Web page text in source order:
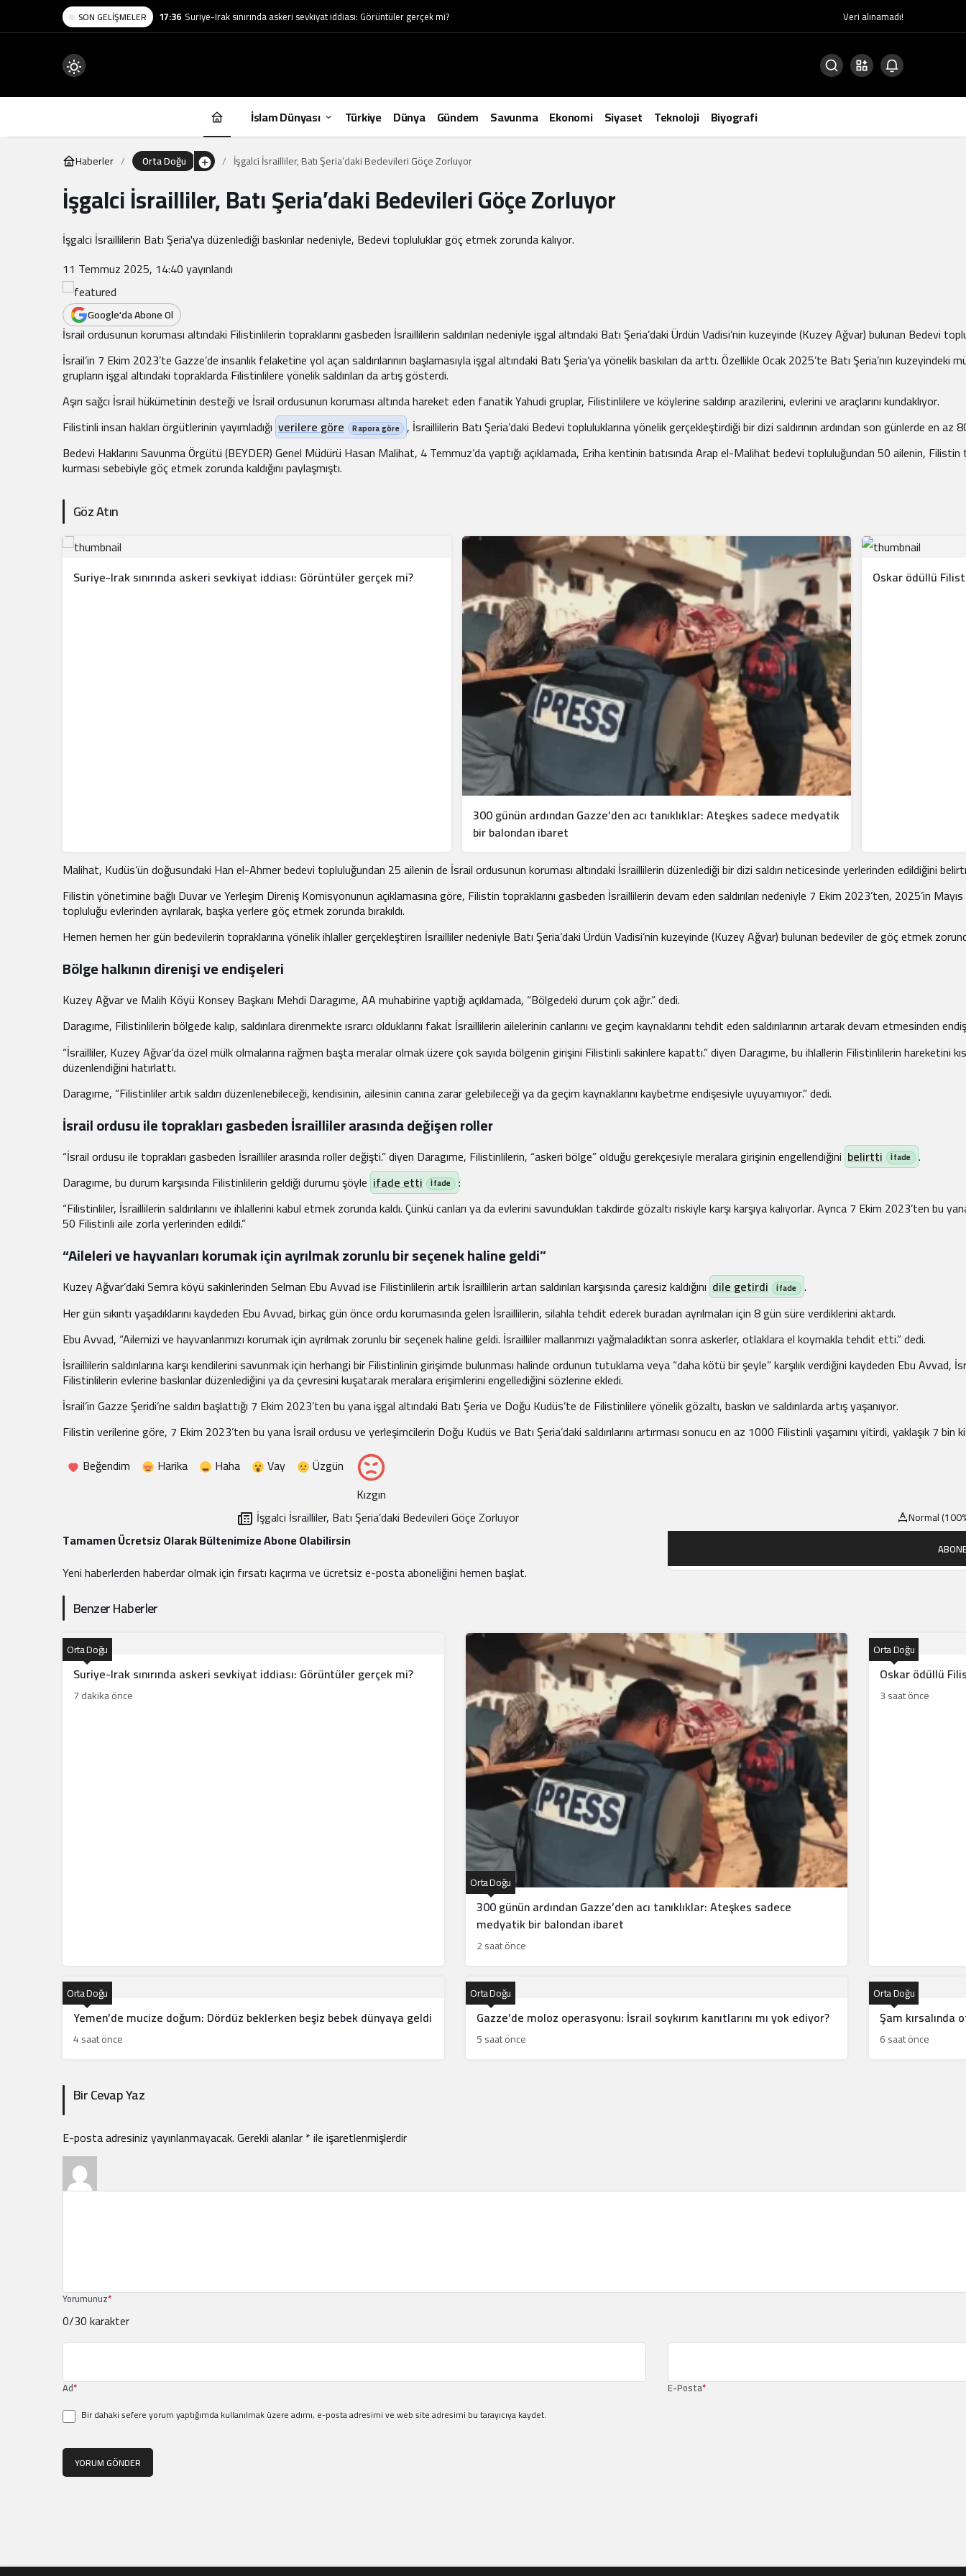
SON GELIŞMELER 17:36 Suriye-Irak sınırında askeri sevkiyat iddiası: Görüntüler gerçek mi? Veri alınamadı!
Mod
değiştir
İslam Dünyası Türkiye Dünya Gündem Savunma Ekonomi Siyaset Teknoloji Biyografi
Haberler Orta Doğu İşgalci İsrailliler, Batı Şeria’daki Bedevileri Göçe Zorluyor
İşgalci İsrailliler, Batı Şeria’daki Bedevileri Göçe Zorluyor
İşgalci İsraillilerin Batı Şeria'ya düzenlediği baskınlar nedeniyle, Bedevi topluluklar göç etmek zorunda kalıyor.
11 Temmuz 2025, 14:40yayınlandı
Google'da Abone Ol
İsrail ordusunun koruması altındaki Filistinlilerin topraklarını gasbeden İsraillilerin saldırıları nedeniyle işgal altındaki Batı Şeria’daki Ürdün Vadisi’nin kuzeyinde (Kuzey Ağvar) bulunan Bedevi
İsrail’in 7 Ekim 2023’te Gazze’de insanlık felaketine yol açan saldırılarının başlamasıyla işgal altındaki Batı Şeria’ya yönelik baskıları da arttı. Özellikle Ocak 2025’te Batı Şeria’nın
grupların işgal altındaki topraklarda Filistinlilere yönelik saldırıları da artış gösterdi.
Aşırı sağcı İsrail hükümetinin desteği ve İsrail ordusunun koruması altında hareket eden fanatik Yahudi gruplar, Filistinlilere ve köylerine saldırıp arazilerini, evlerini ve araçlarını kundaklıyor.
Filistinli insan hakları örgütlerinin yayımladığı verilere göre
, İsraillilerin Batı Şeria’daki Bedevi topluluklarına yönelik gerçekleştirdiği bir dizi saldırının ardından son günlerde en az
Bedevi Haklarını Savunma Örgütü (BEYDER) Genel Müdürü Hasan Malihat, 4 Temmuz’da yaptığı açıklamada, Eriha kentinin batısında Arap el-Malihat bedevi topluluğundan 50 ailenin, Filistin
kurması sebebiyle göç etmek zorunda kaldığını paylaşmıştı.
Göz Atın
Suriye-Irak sınırında askeri sevkiyat iddiası: Görüntüler gerçek mi?
300 günün ardından Gazze’den acı tanıklıklar: Ateşkes sadece medyatik
bir balondan ibaret
Oskar ödüllü
Malihat, Kudüs’ün doğusundaki Han el-Ahmer bedevi topluluğundan 25 ailenin de İsrail ordusunun koruması altındaki İsraillilerin düzenlediği bir dizi saldırı neticesinde yerlerinden edildiğini
Filistin yönetimine bağlı Duvar ve Yerleşim Direniş Komisyonunun açıklamasına göre, Filistin topraklarını gasbeden İsraillilerin devam eden saldırıları nedeniyle 7 Ekim 2023’ten, 2025’in
topluluğu evlerinden ayrılarak, başka yerlere göç etmek zorunda bırakıldı.
Hemen hemen her gün bedevilerin topraklarına yönelik ihlaller gerçekleştiren İsrailliler nedeniyle Batı Şeria’daki Ürdün Vadisi’nin kuzeyinde (Kuzey Ağvar) bulunan bedeviler de göç etmek
Bölge halkının direnişi ve endişeleri
Kuzey Ağvar ve Malih Köyü Konsey Başkanı Mehdi Daragıme, AA muhabirine yaptığı açıklamada, “Bölgedeki durum çok ağır.” dedi.
Daragıme, Filistinlilerin bölgede kalıp, saldırılara direnmekte ısrarcı olduklarını fakat İsraillilerin ailelerinin canlarını ve geçim kaynaklarını tehdit eden saldırılarının artarak devam etmesinden
“İsrailliler, Kuzey Ağvar’da özel mülk olmalarına rağmen başta meralar olmak üzere çok sayıda bölgenin girişini Filistinli sakinlere kapattı.” diyen Daragıme, bu ihlallerin Filistinlilerin hareketini
düzenlendiğini hatırlattı.
Daragıme, “Filistinliler artık saldırı düzenlenebileceği, kendisinin, ailesinin canına zarar gelebileceği ya da geçim kaynaklarını kaybetme endişesiyle uyuyamıyor.” dedi.
İsrail ordusu ile toprakları gasbeden İsrailliler arasında değişen roller
“İsrail ordusu ile toprakları gasbeden İsrailliler arasında roller değişti.” diyen Daragıme, Filistinlilerin, “askeri bölge” olduğu gerekçesiyle meralara girişinin engellendiğini belirtti
.
Daragıme, bu durum karşısında Filistinlilerin geldiği durumu şöyle ifade etti
:
“Filistinliler, İsraillilerin saldırılarını ve ihlallerini kabul etmek zorunda kaldı. Çünkü canları ya da evlerini savundukları takdirde gözaltı riskiyle karşı karşıya kalıyorlar. Ayrıca 7 Ekim 2023’ten bu
50 Filistinli aile zorla yerlerinden edildi.”
“Aileleri ve hayvanları korumak için ayrılmak zorunlu bir seçenek haline geldi”
Kuzey Ağvar’daki Semra köyü sakinlerinden Selman Ebu Avvad ise Filistinlilerin artık İsraillilerin artan saldırıları karşısında çaresiz kaldığını dile getirdi
.
Her gün sıkıntı yaşadıklarını kaydeden Ebu Avvad, birkaç gün önce ordu korumasında gelen İsraillilerin, silahla tehdit ederek buradan ayrılmaları için 8 gün süre verdiklerini aktardı.
Ebu Avvad, “Ailemizi ve hayvanlarımızı korumak için ayrılmak zorunlu bir seçenek haline geldi. İsrailliler mallarımızı yağmaladıktan sonra askerler, otlaklara el koymakla tehdit etti.” dedi.
İsraillilerin saldırılarına karşı kendilerini savunmak için herhangi bir Filistinlinin girişimde bulunması halinde ordunun tutuklama veya “daha kötü bir şeyle” karşılık verdiğini kaydeden Ebu Avvad,
Filistinlilerin evlerine baskınlar düzenlediğini ya da çevresini kuşatarak meralara erişimlerini engellediğini sözlerine ekledi.
İsrail’in Gazze Şeridi’ne saldırı başlattığı 7 Ekim 2023’ten bu yana işgal altındaki Batı Şeria ve Doğu Kudüs’te de Filistinlilere yönelik gözaltı, baskın ve saldırılarda artış yaşanıyor.
Filistin verilerine göre, 7 Ekim 2023’ten bu yana İsrail ordusu ve yerleşimcilerin Doğu Kudüs ve Batı Şeria’daki saldırılarını artırması sonucu en az 1000 Filistinli yaşamını yitirdi, yaklaşık 7 bin
Beğendim
Harika Haha Vay
Üzgün
Kızgın
İşgalci İsrailliler, Batı Şeria’daki Bedevileri Göçe Zorluyor
Normal
Tamamen Ücretsiz Olarak Bültenimize Abone Olabilirsin
Yeni haberlerden haberdar olmak için fırsatı kaçırma ve ücretsiz e-posta aboneliğini hemen başlat.
Benzer Haberler
Suriye-Irak sınırında askeri sevkiyat iddiası: Görüntüler gerçek mi?
Orta Doğu
7 dakika önce
300 günün ardından Gazze’den acı tanıklıklar: Ateşkes sadece
medyatik bir balondan ibaret
Orta Doğu
2 saat önce
Oskar ödüllü
Orta Doğu
3 saat önce
Yemen’de mucize doğum: Dördüz beklerken beşiz bebek dünyaya geldi
Orta Doğu
4 saat önce
Gazze’de moloz operasyonu: İsrail soykırım kanıtlarını mı yok ediyor?
Orta Doğu
5 saat önce
Şam kırsalında
Orta Doğu
6 saat önce
Bir Cevap Yaz
E-posta adresiniz yayınlanmayacak.Gerekli alanlar*ile işaretlenmişlerdir
Yorumunuz*
0/30 karakter
Ad* E-Posta*
Bir dahaki sefere yorum yaptığımda kullanılmak üzere adımı, e-posta adresimi ve web site adresimi bu tarayıcıya kaydet.
YORUM GÖNDER